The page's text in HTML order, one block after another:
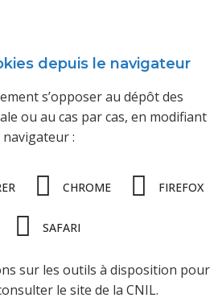
depuis le navigateur
s’opposer au dépôt des
ou au cas par cas, en modifiant
:
CHROME FIREFOX
SAFARI
sur les outils à disposition pour
le site de la CNIL.